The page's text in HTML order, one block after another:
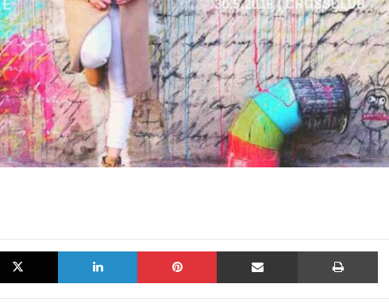
X LinkedIn Pinterest Sdílet e-mailem